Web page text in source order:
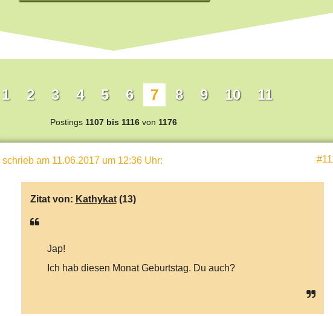
1 2 3 4 5 6 7 8 9 10 11
Postings 1107 bis 1116 von 1176
schrieb am 11.06.2017 um 12:36 Uhr:
Zitat von: Kathykat(13)
Jap!
Ich hab diesen Monat Geburtstag. Du auch?